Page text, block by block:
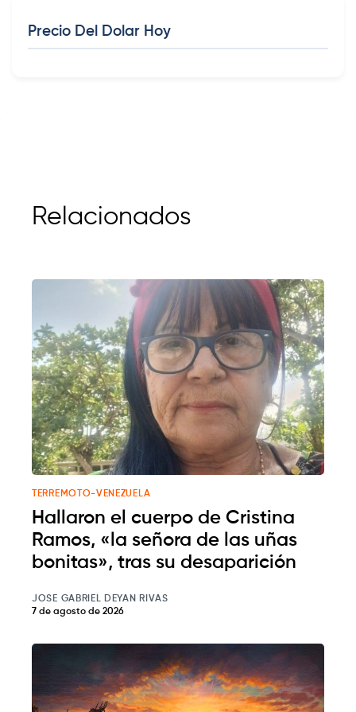
Precio Del Dolar Hoy
Relacionados
TERREMOTO-VENEZUELA
Hallaron el cuerpo de Cristina
Ramos, «la señora de las uñas
bonitas», tras su desaparición
JOSE GABRIEL DEYAN RIVAS
7 de agosto de 2026